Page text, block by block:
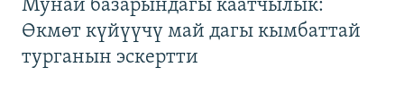
Мунай базарындагы каатчылык:
Өкмөт күйүүчү май дагы кымбаттай
турганын эскертти